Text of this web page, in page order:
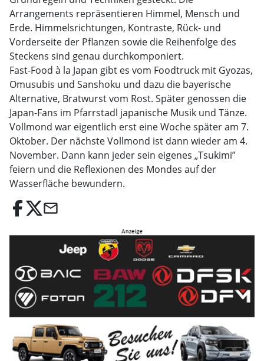
Arrangements repräsentieren Himmel, Mensch und
Erde. Himmelsrichtungen, Kontraste, Rück- und
Vorderseite der Pflanzen sowie die Reihenfolge des
Steckens sind genau durchkomponiert.
Fast-Food à la Japan gibt es vom Foodtruck mit Gyozas,
Omusubis und Sanshoku und dazu die bayerische
Alternative, Bratwurst vom Rost. Später genossen die
Japan-Fans im Pfarrstadl japanische Musik und Tänze.
Vollmond war eigentlich erst eine Woche später am 7.
Oktober. Der nächste Vollmond ist dann wieder am 4.
November. Dann kann jeder sein eigenes „Tsukimi”
feiern und die Reflexionen des Mondes auf der
Wasserfläche bewundern.
email